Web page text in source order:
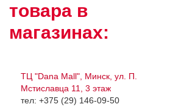
товара в
магазинах:
ТЦ "Dana Mall", Минск, ул. П.
Мстиславца 11, 3 этаж
тел: +375 (29) 146-09-50